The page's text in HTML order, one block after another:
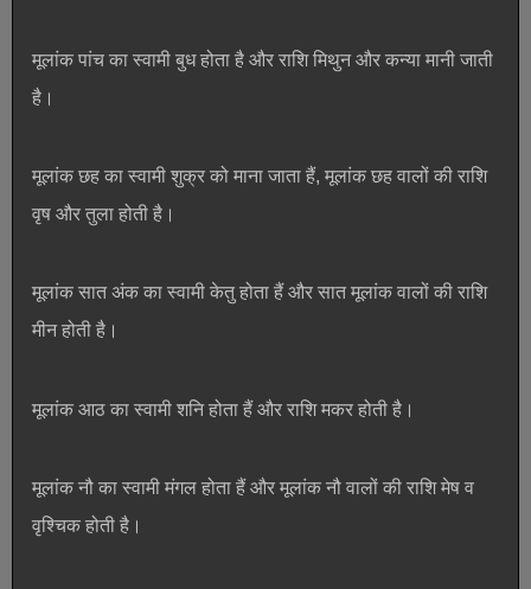
मूलांक पांच का स्वामी बुध होता है और राशि मिथुन और कन्या मानी जाती
है।
मूलांक छह का स्वामी शुक्र को माना जाता हैं, मूलांक छह वालों की राशि
वृष और तुला होती है।
मूलांक सात अंक का स्वामी केतु होता हैं और सात मूलांक वालों की राशि
मीन होती है।
मूलांक आठ का स्वामी शनि होता हैं और राशि मकर होती है।
मूलांक नौ का स्वामी मंगल होता हैं और मूलांक नौ वालों की राशि मेष व
वृश्चिक होती है।